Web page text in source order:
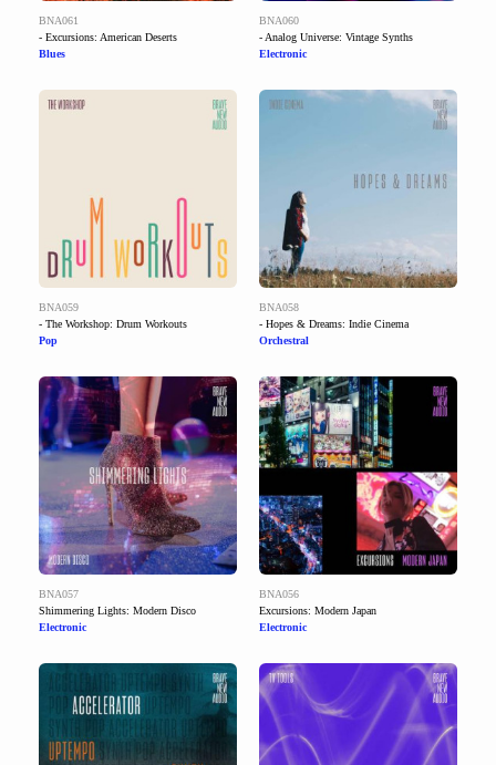
BNA061
- Excursions: American Deserts
Blues
BNA060
- Analog Universe: Vintage Synths
Electronic
BNA059
- The Workshop: Drum Workouts
Pop
BNA058
- Hopes & Dreams: Indie Cinema
Orchestral
BNA057
Shimmering Lights: Modern Disco
Electronic
BNA056
Excursions: Modern Japan
Electronic